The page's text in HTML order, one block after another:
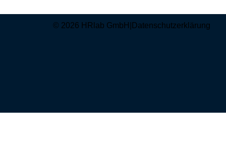
© 2026 HRlab GmbH Datenschutzerklärung